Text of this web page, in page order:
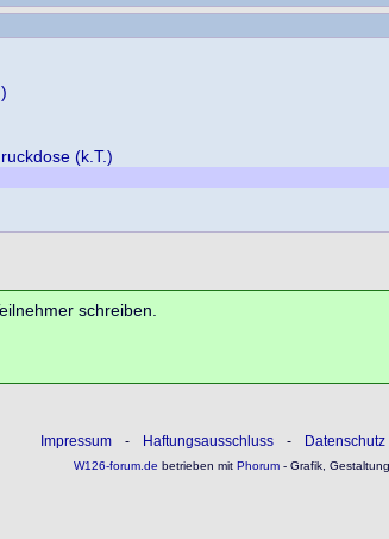
(k.T.)
schreiben.
Impressum - Haftungsausschluss - Datenschutz
W126-forum.de betrieben mitPhorum- Grafik,